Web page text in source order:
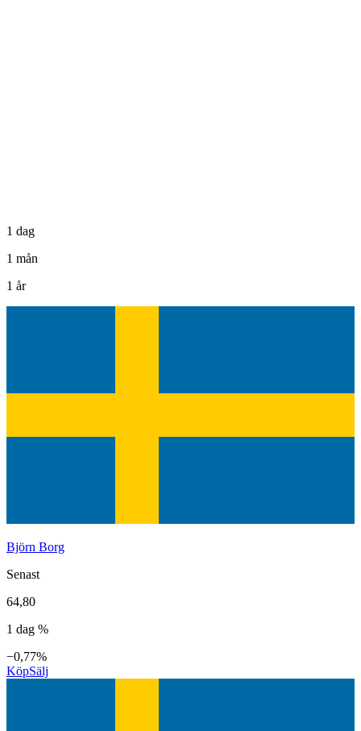
1 dag
1 mån
1 år
Björn Borg
Senast
64,80
1 dag %
−0,77%
KöpSälj